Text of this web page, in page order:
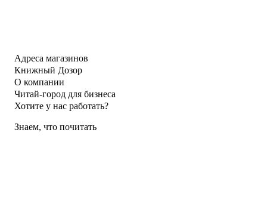
Адреса магазинов
Книжный Дозор
О компании
Читай-город для бизнеса
Хотите у нас работать?
Знаем, что почитать